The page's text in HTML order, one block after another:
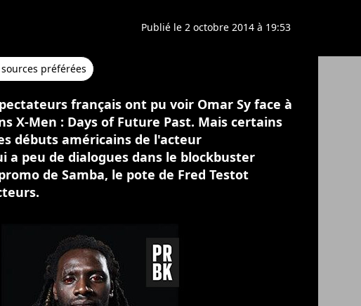
Publié le 2 octobre 2014 à 19:53
préférées
français ont pu voir Omar Sy face à
X-Men : Days of Future Past. Mais certains
débuts américains de l'acteur
a peu de dialogues dans le blockbuster
de Samba, le pote de Fred Testot